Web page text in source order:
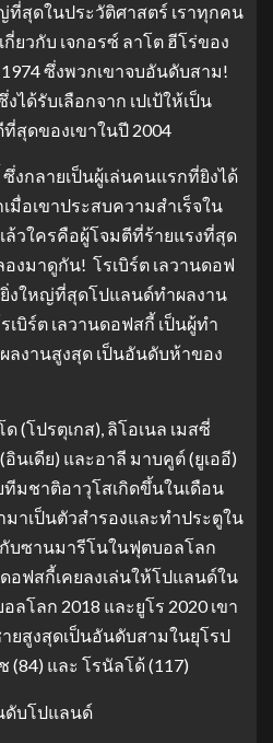
สุดในประวัติศาสตร์ เราทุกคน
ยวกับ เจกอรซ์ ลาโต ฮีโร่ของ
ซึ่งพวกเขาจบอันดับสาม!
ด้รับเลือกจาก เปเป้ให้เป็น
สุดของเขาในปี 2004
งกลายเป็นผู้เล่นคนแรกที่ยิงได้
มื่อเขาประสบความสําเร็จใน
ล้วใครคือผู้โจมตีที่ร้ายแรงที่สุด
งมาดูกัน! โรเบิร์ต เลวานดอฟ
งใหญ่ที่สุดโปแลนด์ทําผลงาน
บิร์ต เลวานดอฟสกี้ เป็นผู้ทํา
งานสูงสุด เป็นอันดับห้าของ
(โปรตุเกส), ลิโอเนล เมสซี่
นเดีย) และอาลี มาบคูต์ (ยูเออี)
ทีมชาติอาวุโสเกิดขึ้นในเดือน
มาเป็นตัวสํารองและทําประตูใน
บซานมารีโนในฟุตบอลโลก
อฟสกี้เคยลงเล่นให้โปแลนด์ใน
ลโลก 2018 และยูโร 2020 เขา
ยสูงสุดเป็นอันดับสามในยุโรป
และ โรนัลโด้ (117)